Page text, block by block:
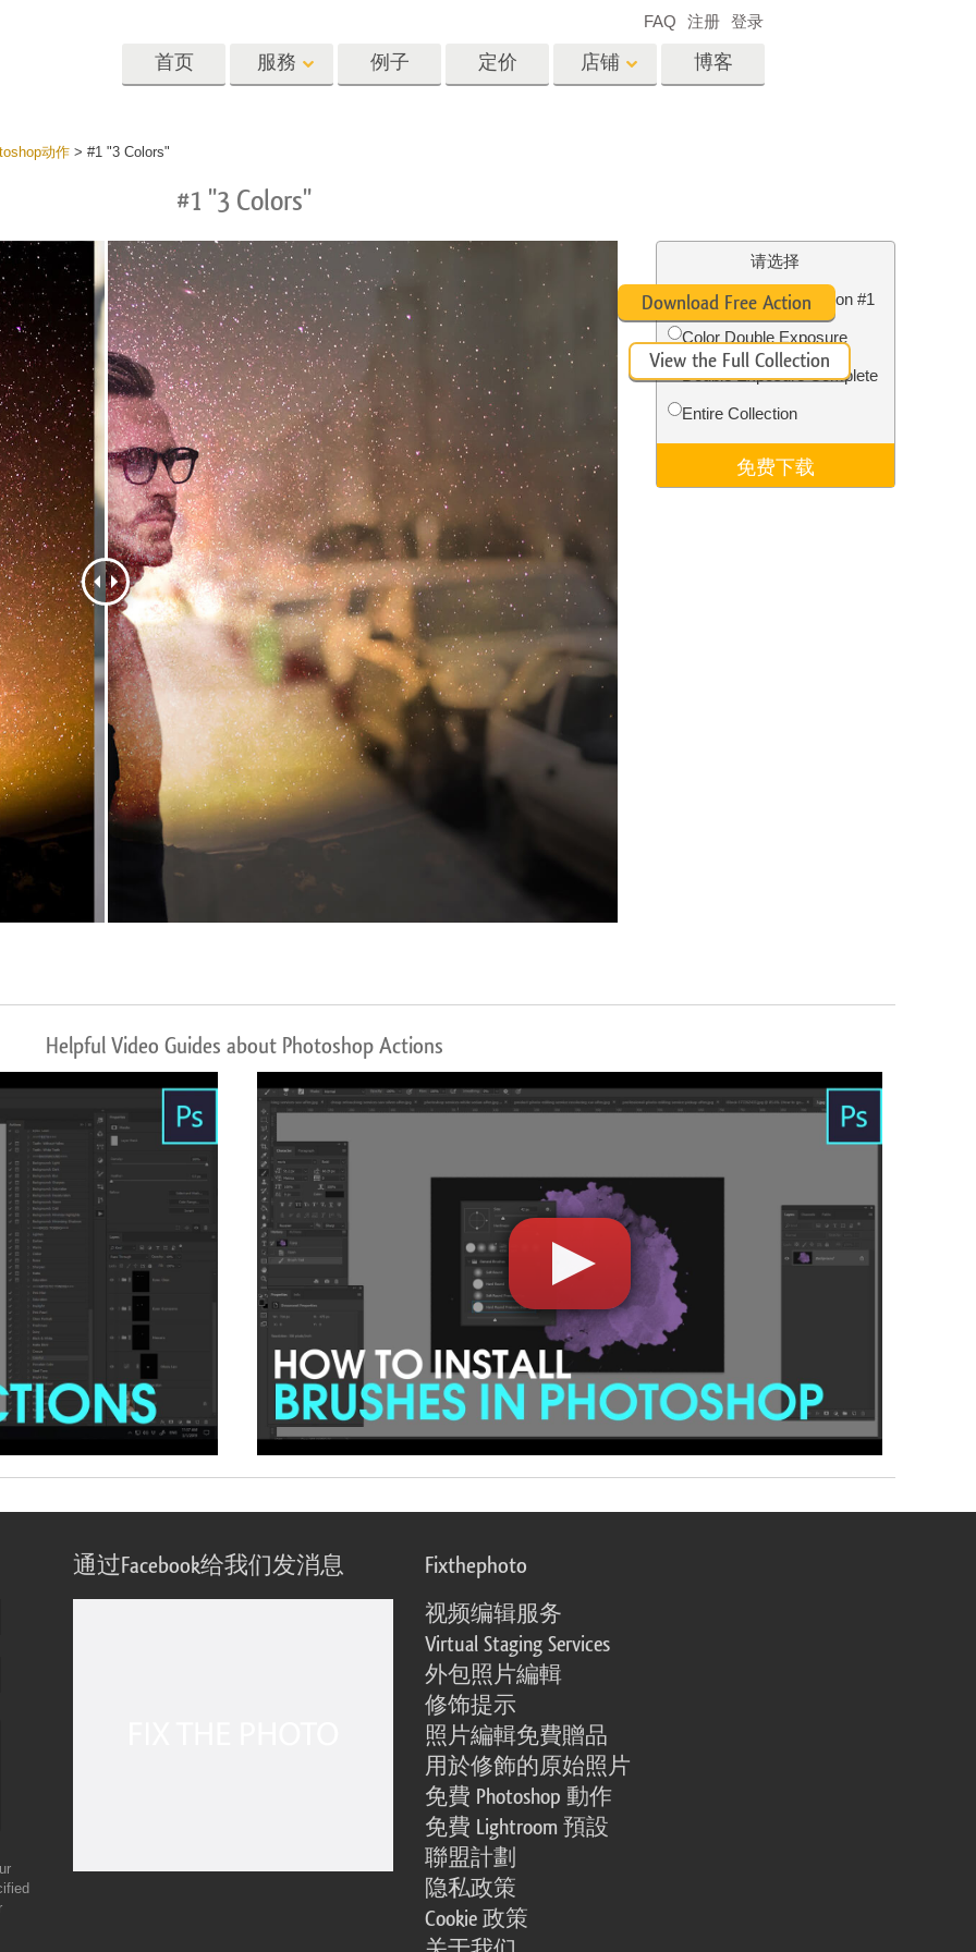
首页 服務
片编辑服务 人工智能生成的服装模型 图像处理服务 照片修复服务
修图服务 珠宝修饰服务 AI训练数据
例子 定价 店铺
预设
Photoshop 动作
Photoshop 疊加
Photoshop 紋理
Ps 动作 整个合集
Ps覆盖整个收藏
情人节贺卡
婚礼请柬
儿童生日请柬
博客
FAQ 注册 登录
动作> #1 "3 Colors"
#1 "3 Colors"
请选择
Double Exposure Action #1
Color Double Exposure
Double Exposure Complete
Entire Collection
免费下载
Download Free Action
View the Full Collection
Helpful Video Guides about Photoshop Actions
通过Facebook给我们发消息 Fixthephoto
视频编辑服务
Virtual Staging Services
外包照片編輯
修饰提示
照片編輯免費贈品
用於修飾的原始照片
免費 Photoshop 動作
免費 Lightroom 預設
聯盟計劃
隐私政策
Cookie 政策